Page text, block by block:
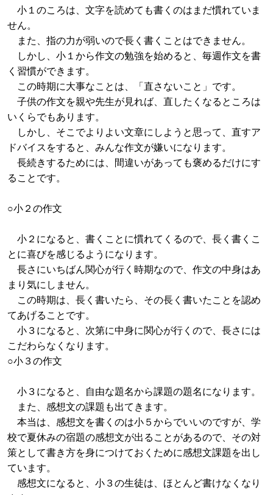
小１のころは、文字を読めても書くのはまだ慣れていま
せん。
また、指の力が弱いので長く書くことはできません。
しかし、小１から作文の勉強を始めると、毎週作文を書
く習慣ができます。
この時期に大事なことは、「直さないこと」です。
子供の作文を親や先生が見れば、直したくなるところは
いくらでもあります。
しかし、そこでよりよい文章にしようと思って、直すア
ドバイスをすると、みんな作文が嫌いになります。
長続きするためには、間違いがあっても褒めるだけにす
ることです。
○小２の作文
小２になると、書くことに慣れてくるので、長く書くこ
とに喜びを感じるようになります。
長さにいちばん関心が行く時期なので、作文の中身はあ
まり気にしません。
この時期は、長く書いたら、その長く書いたことを認め
てあげることです。
小３になると、次第に中身に関心が行くので、長さには
こだわらなくなります。
○小３の作文
小３になると、自由な題名から課題の題名になります。
また、感想文の課題も出てきます。
本当は、感想文を書くのは小５からでいいのですが、学
校で夏休みの宿題の感想文が出ることがあるので、その対
策として書き方を身につけておくために感想文課題を出し
ています。
感想文になると、小３の生徒は、ほとんど書けなくなり